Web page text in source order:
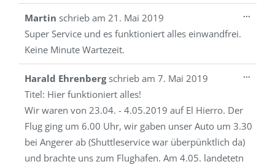
Martin schrieb am 21. Mai 2019
Super Service und es funktioniert alles einwandfrei.
Keine Minute Wartezeit.
...
Harald Ehrenbergschrieb am 7. Mai 2019
Titel: Hier funktioniert alles!
Wir waren von 23.04. - 4.05.2019 auf El Hierro. Der
Flug ging um 6.00 Uhr, wir gaben unser Auto um 3.30
bei Angerer ab (Shuttleservice war überpünktlich da)
und brachte uns zum Flughafen. Am 4.05. landetetn
...